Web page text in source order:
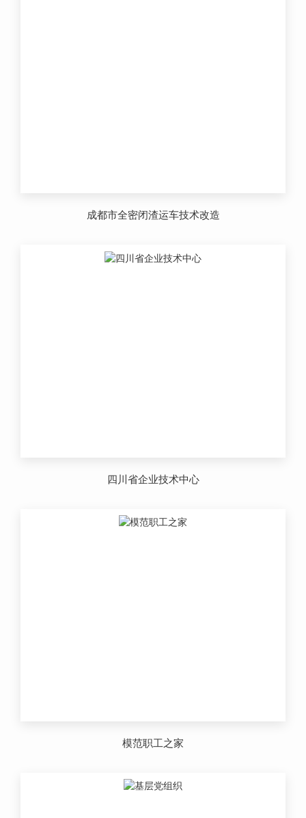
成都市全密闭渣运车技术改造
四川省企业技术中心
模范职工之家